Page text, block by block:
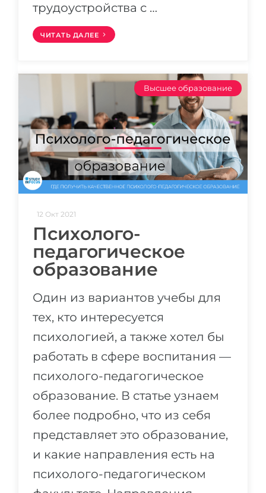
трудоустройства с …
ЧИТАТЬ ДАЛЕЕ
Высшее образование
12 Окт 2021
Психолого-
педагогическое
образование
Один из вариантов учебы для
тех, кто интересуется
психологией, а также хотел бы
работать в сфере воспитания —
психолого-педагогическое
образование. В статье узнаем
более подробно, что из себя
представляет это образование,
и какие направления есть на
психолого-педагогическом